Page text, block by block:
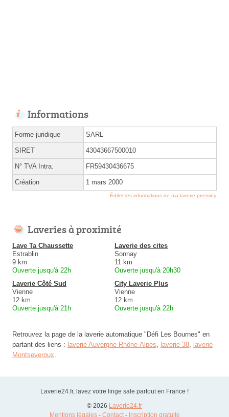
Informations
Forme juridique SARL
SIRET 43043667500010
N° TVA Intra. FR59430436675
Création 1 mars 2000
Éditer les informations de ma laverie pressing
Laveries à proximité
Lave Ta Chaussette
Estrablin
9 km
Ouverte jusqu'à 22h
Laverie des cites
Sonnay
11 km
Ouverte jusqu'à 20h30
Laverie Côté Sud
Vienne
12 km
Ouverte jusqu'à 21h
City Laverie Plus
Vienne
12 km
Ouverte jusqu'à 22h
Retrouvez la page de la laverie automatique "Défi Les Bournes" en
partant des liens : laverie Auvergne-Rhône-Alpes, laverie 38, laverie
Montseveroux.
Laverie24.fr, lavez votre linge sale partout en France !
© 2026 Laverie24.fr
Mentions légales- Contact- Inscription gratuite